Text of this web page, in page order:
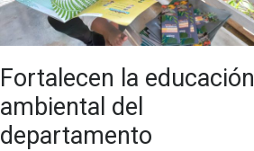
Fortalecen la educación
ambiental del
departamento